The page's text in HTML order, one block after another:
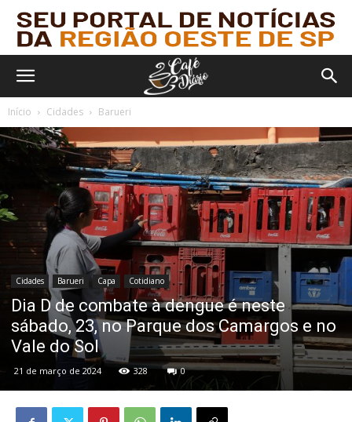
Início Cidades Barueri
Cidades Barueri Capa Cotidiano
Dia D de combate à dengue é neste
sábado, 23, no Parque dos Camargos e no
Vale do Sol
21 de março de 2024 328 0